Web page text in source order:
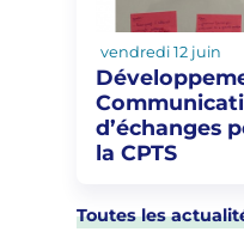
vendredi 12 juin
d’échanges
la CPTS
Toutes les